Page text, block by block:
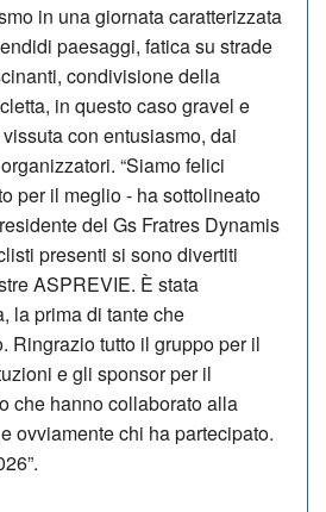
in una giornata caratterizzata
paesaggi, fatica su strade
condivisione della
in questo caso gravel e
con entusiasmo, dai
“Siamo felici
per il meglio - ha sottolineato
del Gs Fratres Dynamis
presenti si sono divertiti
ASPREVIE. È stata
la prima di tante che
Ringrazio tutto il gruppo per il
e gli sponsor per il
che hanno collaborato alla
ovviamente chi ha partecipato.